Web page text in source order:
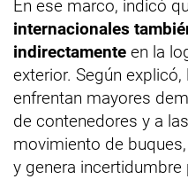
En ese marco, indicó
internacionales
indirectamente en la
exterior. Según
enfrentan mayores
de contenedores y a
movimiento de
y genera